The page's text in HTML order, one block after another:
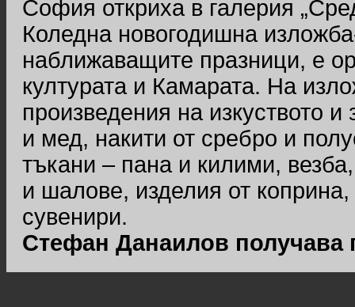
София откриха в галерия
Коледна новогодишна
наближаващите празници, е
културата и Камарата. На
произведения на изкуството
и мед, накити от сребро и
тъкани – пана и килими,
и шалове, изделия от
сувенири.
Стефан Данаилов получава